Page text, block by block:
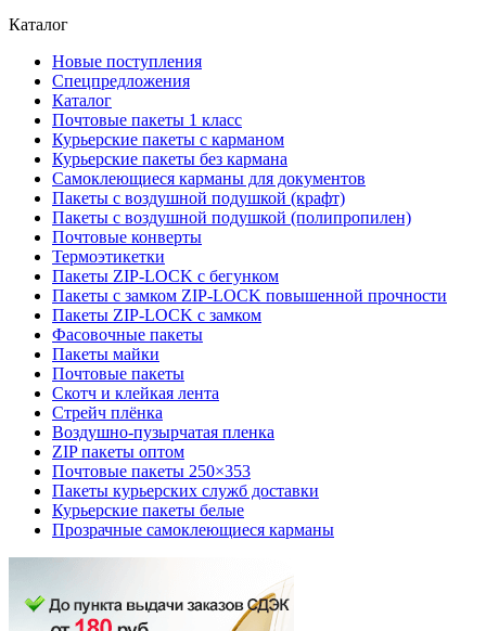
Каталог
Новые поступления
Спецпредложения
Каталог
Почтовые пакеты 1 класс
Курьерские пакеты с карманом
Курьерские пакеты без кармана
Самоклеющиеся карманы для документов
Пакеты с воздушной подушкой (крафт)
Пакеты с воздушной подушкой (полипропилен)
Почтовые конверты
Термоэтикетки
Пакеты ZIP-LOCK с бегунком
Пакеты с замком ZIP-LOCK повышенной прочности
Пакеты ZIP-LOCK с замком
Фасовочные пакеты
Пакеты майки
Почтовые пакеты
Скотч и клейкая лента
Стрейч плёнка
Воздушно-пузырчатая пленка
ZIP пакеты оптом
Почтовые пакеты 250×353
Пакеты курьерских служб доставки
Курьерские пакеты белые
Прозрачные самоклеющиеся карманы